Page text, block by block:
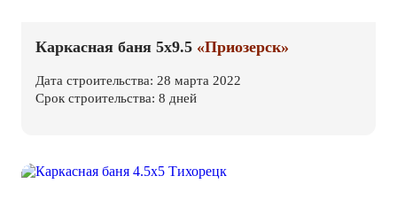
Каркасная баня 5х9.5 «Приозерск»
Дата строительства: 28 марта 2022
Срок строительства: 8 дней